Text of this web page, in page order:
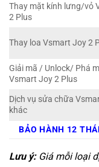
Thay mặt kính lưng/vỏ
2 Plus
Thay loa Vsmart Joy 2
Giải mã / Unlock/ Phá
Vsmart Joy 2 Plus
Dịch vụ sửa chữa
khác
BẢO HÀNH 12
Lưu ý:Giá mỗi loại